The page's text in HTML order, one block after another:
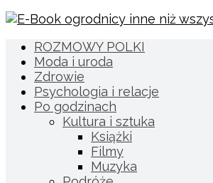
ROZMOWY POLKI
Moda i uroda
Zdrowie
Psychologia i relacje
Po godzinach
Kultura i sztuka
Książki
Filmy
Muzyka